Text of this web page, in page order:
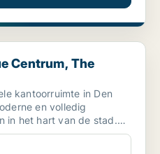
The Hague
Centrum, The
kantoorruimte in Den
en volledig
in het hart van de stad.